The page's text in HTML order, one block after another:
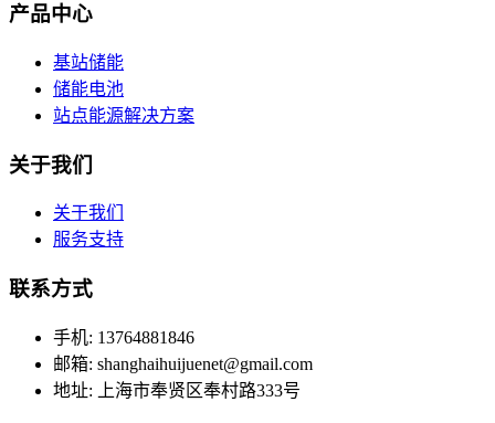
产品中心
基站储能
储能电池
站点能源解决方案
关于我们
关于我们
服务支持
联系方式
手机: 13764881846
邮箱: shanghaihuijuenet@gmail.com
地址: 上海市奉贤区奉村路333号